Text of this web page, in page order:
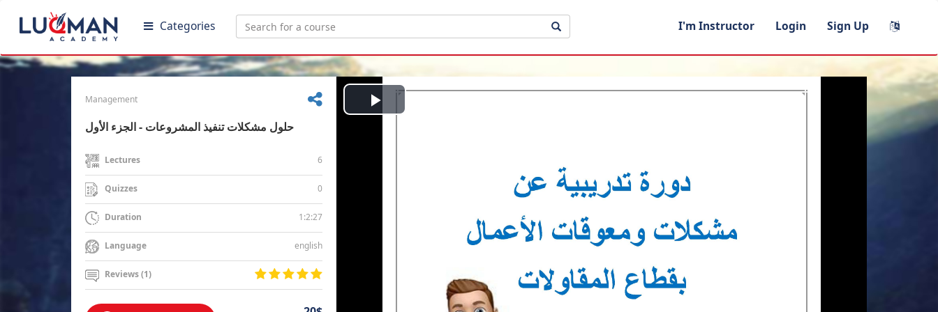
Categories I'm Instructor Login Sign Up
Management
حلول مشكلات تنفيذ المشروعات - الجزء الأول
Lectures 6
Quizzes 0
Duration 1:2:27
Language english
Reviews (1)
Play